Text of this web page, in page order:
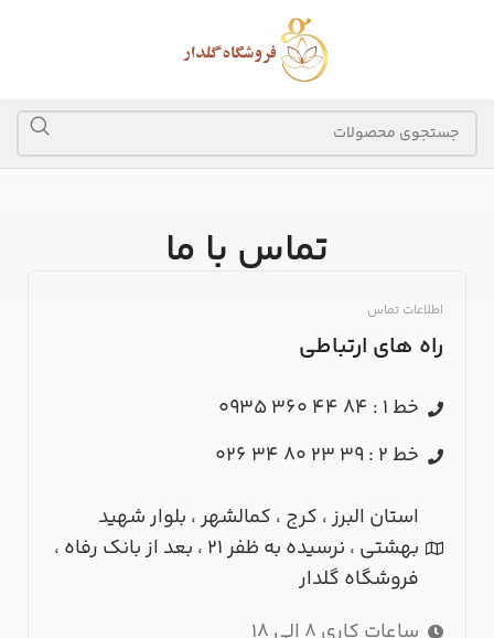
تماس با ما
اطلاعات تماس
راه های ارتباطی
خط 1 : 84 44 360 0935
خط 2 : 39 23 80 34 026
استان البرز ، کرج ، کمالشهر ، بلوار شهید
بهشتی ، نرسیده به ظفر 21 ، بعد از بانک رفاه ،
فروشگاه گلدار